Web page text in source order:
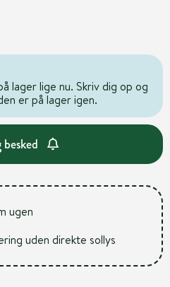
lager lige nu. Skriv dig op og
er på lager igen.
ugen
uden direkte sollys